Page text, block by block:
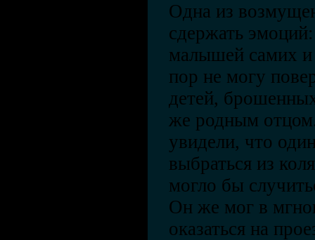
Одна из
сдержать
малышей самих и
пор не могу
детей,
же родным
увидели, что
выбраться из
могло бы
Он же мог в
оказаться на